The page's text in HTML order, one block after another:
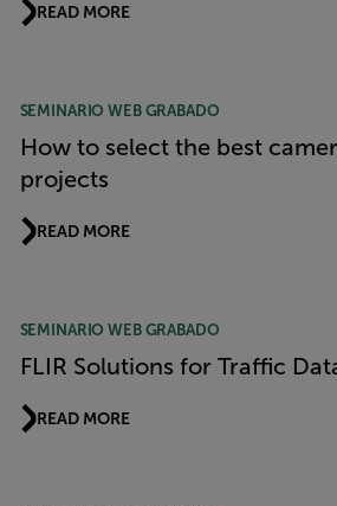
READ MORE
SEMINARIO WEB GRABADO
How to select the best
projects
READ MORE
SEMINARIO WEB GRABADO
FLIR Solutions for Traffic
READ MORE